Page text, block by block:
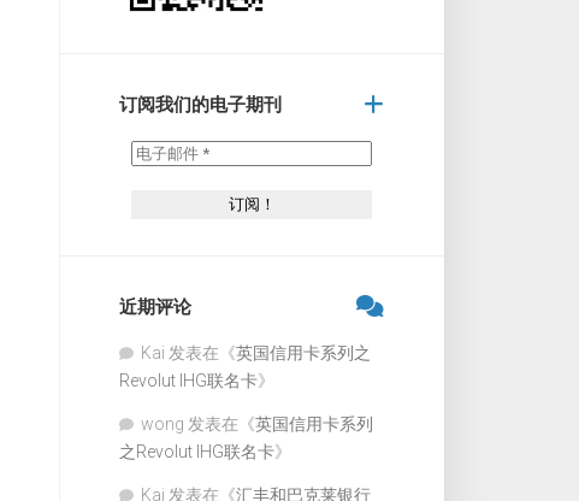
订阅我们的电子期刊
近期评论
Kai 发表在《英国信用卡系列之
Revolut IHG联名卡》
wong 发表在《英国信用卡系列
之Revolut IHG联名卡》
Kai 发表在《汇丰和巴克莱银行